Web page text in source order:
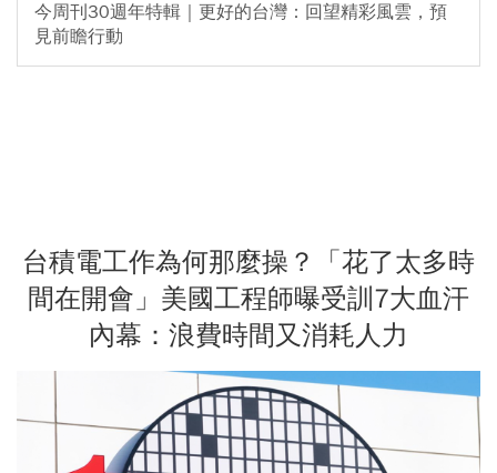
今周刊30週年特輯｜更好的台灣：回望精彩風雲，預
見前瞻行動
台積電工作為何那麼操？「花了太多時
間在開會」美國工程師曝受訓7大血汗
內幕：浪費時間又消耗人力